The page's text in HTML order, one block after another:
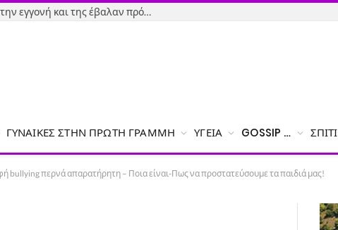
Εύβοια-Απίστευτο: Φορολόγησαν την εγγονή και της έβαλαν πρόστιμο γιατί δεν δήλωσε το χαρτζιλίκι του παππού!
ΓΥΝΑΊΚΕΣ ΣΤΗΝ ΠΡΏΤΗ ΓΡΑΜΜΉ ΥΓΕΊΑ GOSSIP … ΣΠΊΤΙ
bullying περνά απαρατήρητη – Ποια είναι-Πως να προστατεύσουμε τα παιδιά μας!